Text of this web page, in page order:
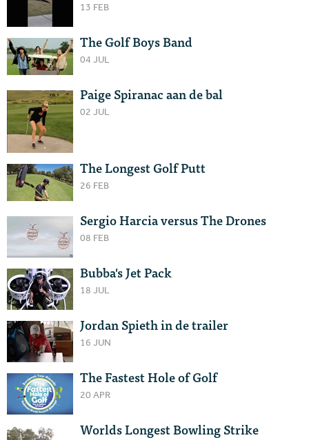
13 FEB
The Golf Boys Band
04 JUL
Paige Spiranac aan de bal
02 JUL
The Longest Golf Putt
26 FEB
Sergio Harcia versus The Drones
08 FEB
Bubba's Jet Pack
18 JUL
Jordan Spieth in de trailer
16 JUN
The Fastest Hole of Golf
20 APR
Worlds Longest Bowling Strike